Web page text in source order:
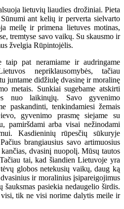
lietuvių liaudies drožiniai. Pieta
ant kelių ir perverta sielvarto
meilę ir primena lietuves motinas,
tremtyse savo vaikų. Su skausmo ir
žvelgia Rūpintojėlis.
pat neramiame ir audringame
nepriklausomybės, tačiau
juntame didžiulę dvasinę ir moralinę
metais. Sunkiai sugebame atskirti
nuo laikinųjų. Savo gyvenimo
paskandinti, tenkindamiesi žemais
gyvenimo prasmę siejame su
pamiršdami arba visai nežinodami
Kasdieninių rūpesčių sūkuryje
brangiausius savo artimuosius
dvasinį nuopolį. Mūsų tautos
tai, kad šiandien Lietuvoje yra
globos netekusių vaikų, daug ką
ir moralinius įsipareigojimus
pasiekia nedaugelio širdis.
tik ne visi norime dalytis meile ir